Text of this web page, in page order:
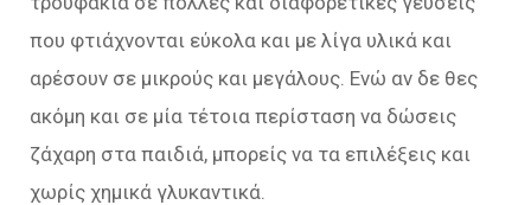
που φτιάχνονται εύκολα και με λίγα υλικά και
αρέσουν σε μικρούς και μεγάλους. Ενώ αν δε θες
ακόμη και σε μία τέτοια περίσταση να δώσεις
ζάχαρη στα παιδιά, μπορείς να τα επιλέξεις και
χωρίς χημικά γλυκαντικά.